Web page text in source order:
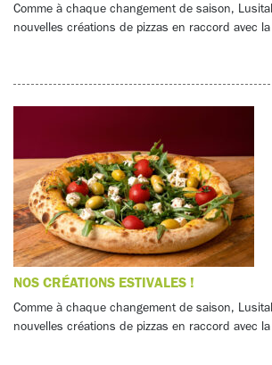
Comme à chaque changement de saison,
nouvelles créations de pizzas en raccord avec
NOS CRÉATIONS ESTIVALES !
Comme à chaque changement de saison,
nouvelles créations de pizzas en raccord avec